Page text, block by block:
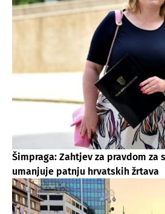
Šimpraga: Zahtjev za pravdom za
umanjuje patnju hrvatskih žrtava